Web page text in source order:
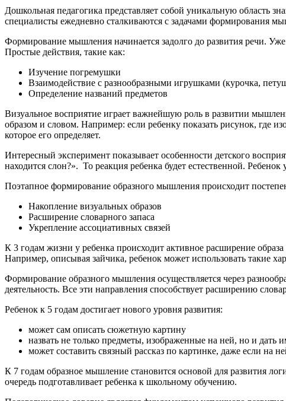
Дошкольная педагогика представляет собой уникальную область
специалисты ежедневно сталкиваются с задачами формирования
Формирование мышления начинается задолго до развития речи.
Простые действия, такие как:
Изучение погремушки
Взаимодействие с разнообразными игрушками (курочка,
Определение названий предметов
Визуальное восприятие играет важнейшую роль в развитии
образом и словом. Например: если ребенку показать рисунок, где
которое его определяет.
Интересный эксперимент показывает особенности детского
находится слон?». То реакция ребенка будет естественной.
Поэтапное формирование образного мышления происходит
Накопление визуальных образов
Расширение словарного запаса
Укрепление ассоциативных связей
К 3 годам жизни у ребенка происходит активное расширение
Например, описывая зайчика, ребенок может использовать такие
Формирование образного мышления осуществляется через
деятельность. Все эти направления способствует расширению
Ребенок к 5 годам достигает нового уровня развития:
может сам описать сюжетную картину
назвать не только предметы, изображенные на ней, но и дать
может составить связный рассказ по картинке, даже если на
К 7 годам образное мышление становится основой для развития
очередь подготавливает ребенка к школьному обучению.